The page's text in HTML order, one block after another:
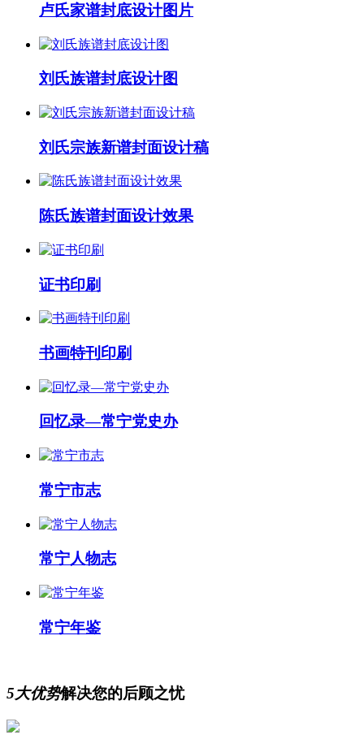
卢氏家谱封底设计图片
刘氏族谱封底设计图
刘氏宗族新谱封面设计稿
陈氏族谱封面设计效果
证书印刷
书画特刊印刷
回忆录—常宁党史办
常宁市志
常宁人物志
常宁年鉴
5大优势解决您的后顾之忧